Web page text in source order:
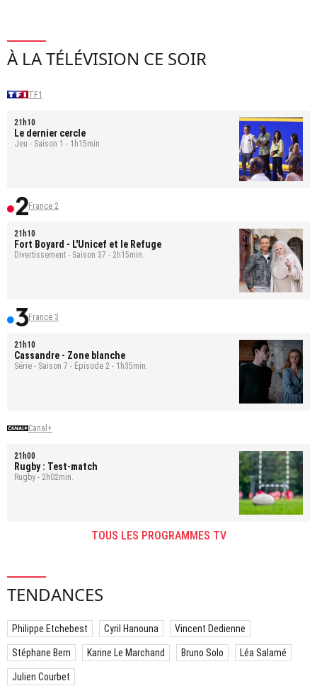
À LA TÉLÉVISION CE SOIR
TF1
21h10
Le dernier cercle
Jeu - Saison 1 - 1h15min.
France 2
21h10
Fort Boyard - L'Unicef et le Refuge
Divertissement - Saison 37 - 2h15min.
France 3
21h10
Cassandre - Zone blanche
Série - Saison 7 - Épisode 2 - 1h35min.
Canal+
21h00
Rugby : Test-match
Rugby - 2h02min.
TOUS LES PROGRAMMES TV
TENDANCES
Philippe Etchebest Cyril Hanouna Vincent Dedienne
Stéphane Bern Karine Le Marchand Bruno Solo Léa Salamé
Julien Courbet